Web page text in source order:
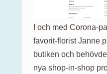
I och med Corona-
favorit-florist Janne
butiken och
nya shop-in-shop